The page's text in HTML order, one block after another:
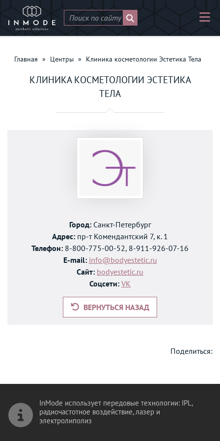
Главная » Центры » Клиника косметологии Эстетика Тела
КЛИНИКА КОСМЕТОЛОГИИ ЭСТЕТИКА
ТЕЛА
Город:Санкт-Петербург
Адрес: пр-т Комендантский 7, к. 1
Телефон: 8-800-775-00-52, 8-911-926-07-16
E-mail: info@bodyestetic.ru
Сайт: bodyestetic.ru
Соцсети: VK
ВЕРНУТЬСЯ НАЗАД
Поделиться:
InMode использует передовые технологии: IPL,
радиочастотное воздействие, лазер и
электролиполиз